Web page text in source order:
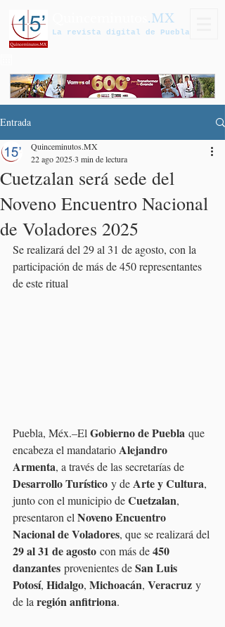
.MX
La revista digital de Puebla
Entrada
Cuetzalan será sede del
Noveno Encuentro Nacional
de Voladores 2025
Quinceminutos.MX
22 ago 20253 min de lectura
Se realizará del 29 al 31 de agosto, con la
participación de más de 450 representantes
de este ritual
Puebla, Méx.–El Gobierno de Puebla que
encabeza el mandatario Alejandro
Armenta, a través de las secretarías de
Desarrollo Turístico y de Arte y Cultura,
junto con el municipio de Cuetzalan,
presentaron el Noveno Encuentro
Nacional de Voladores, que se realizará del
29 al 31 de agosto con más de 450
danzantes provenientes de San Luis
Potosí, Hidalgo, Michoacán, Veracruz y
de la región anfitriona.